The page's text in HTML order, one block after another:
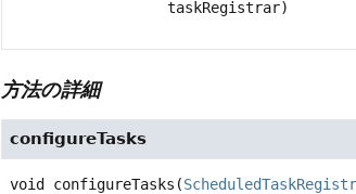
taskRegistrar)
方法の詳細
configureTasks
void configureTasks (